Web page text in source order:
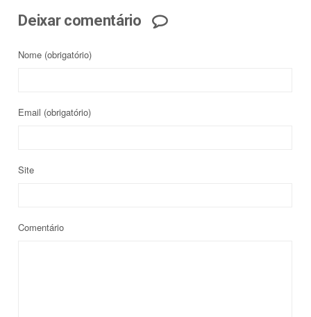
Deixar comentário
Nome (obrigatório)
Email (obrigatório)
Site
Comentário